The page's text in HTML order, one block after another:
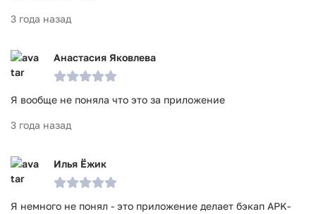
3 года назад
Анастасия Яковлева
Я вообще не поняла что это за приложение
3 года назад
Илья Ёжик
Я немного не понял - это приложение делает бэкап APK-